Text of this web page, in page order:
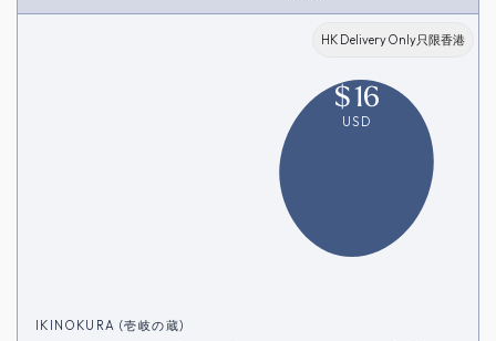
HK Delivery Only只限香港
$16
USD
IKINOKURA (壱岐の蔵)